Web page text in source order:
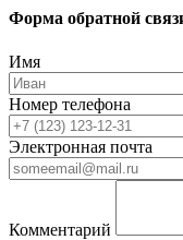
Форма обратной
Имя
Номер телефона
Электронная почта
Комментарий